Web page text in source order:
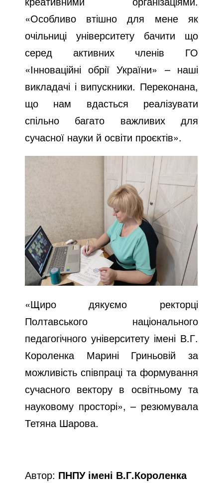
«Особливо втішно для мене як
очільниці університету бачити що
серед активних членів ГО
«Інноваційні обрії України» – наші
викладачі і випускники. Переконана,
що нам вдасться реалізувати
спільно багато важливих для
сучасної науки й освіти проєктів».
«Щиро дякуємо ректорці
Полтавського національного
педагогічного університету імені В.Г.
Короленка Марині Гриньовій за
можливість співпраці та формування
сучасного вектору в освітньому та
науковому просторі», – резюмувала
Тетяна Шарова.
Автор: ПНПУ імені В.Г.Короленка